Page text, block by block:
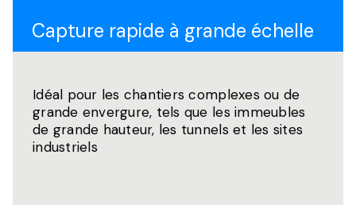
Capture rapide à grande échelle
Idéal pour les chantiers complexes ou de
grande envergure, tels que les immeubles
de grande hauteur, les tunnels et les sites
industriels